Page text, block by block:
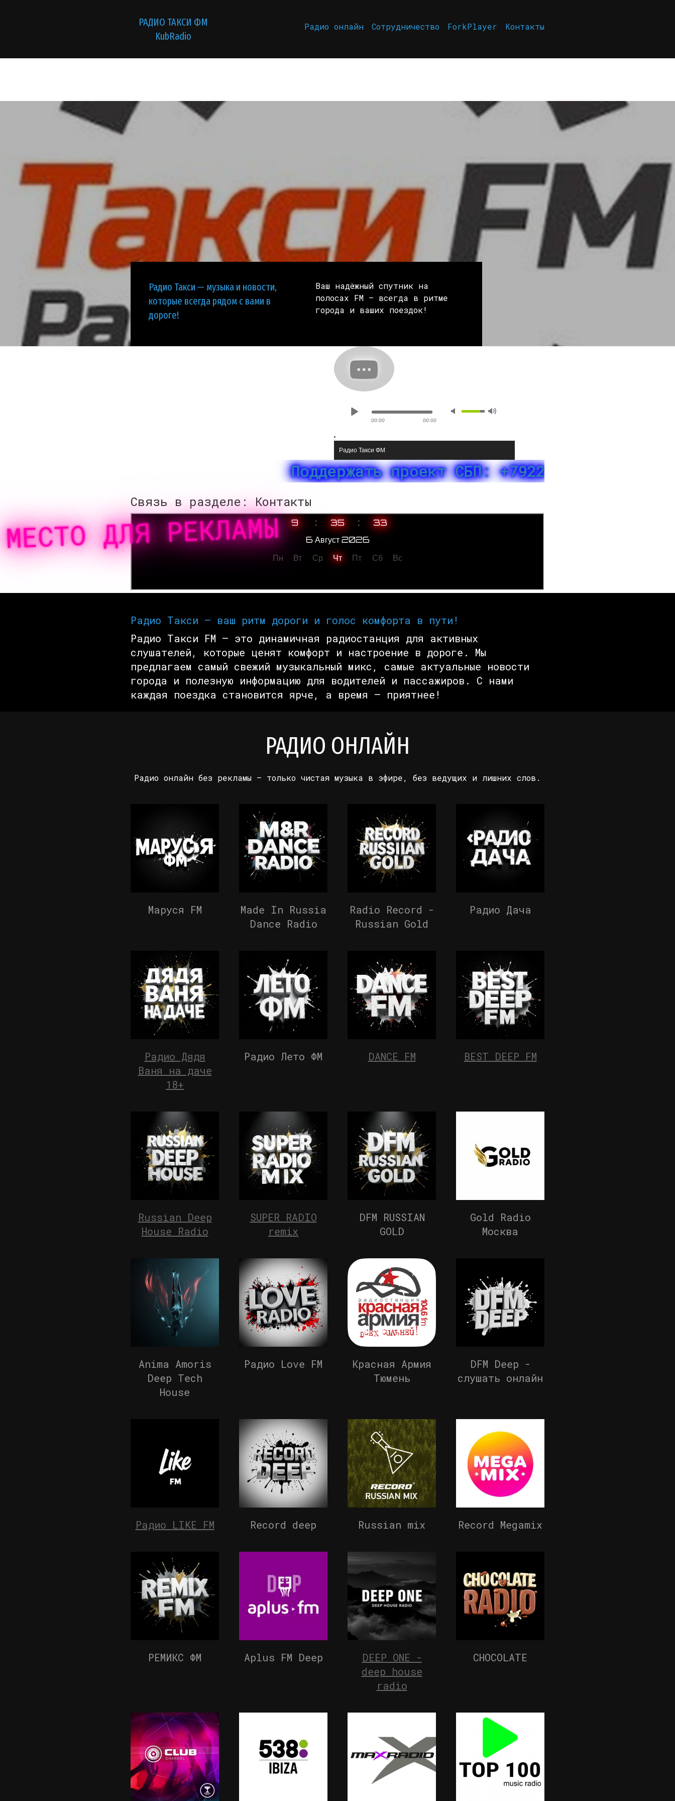
РАДИО ТАКСИ ФМ
KubRadio
Радио онлайн Сотрудничество ForkPlayer Контакты
Радио Такси — музыка и новости,
которые всегда рядом с вами в
дороге!
Ваш надёжный спутник на
полосах FM — всегда в ритме
города и ваших поездок!
00:00 00:00
Радио Такси ФМ
Поддержать проект СБП: +7922 617 76 78 МТС БАНК
Связь в разделе: Контакты
МЕСТО ДЛЯ РЕКЛАМЫ
Радио Такси — ваш ритм дороги и голос комфорта в пути!
Радио Такси FM — это динамичная радиостанция для активных
слушателей, которые ценят комфорт и настроение в дороге. Мы
предлагаем самый свежий музыкальный микс, самые актуальные новости
города и полезную информацию для водителей и пассажиров. С нами
каждая поездка становится ярче, а время — приятнее!
РАДИО ОНЛАЙН
Радио онлайн без рекламы — только чистая музыка в эфире, без ведущих и лишних слов.
Маруся FM
Made In Russia
Dance Radio
Radio Record -
Russian Gold
Радио Дача
Радио Дядя
Ваня на даче
18+
Радио Лето ФМ DANCE FM BEST DEEP FM
Russian Deep
House Radio
SUPER RADIO
remix
DFM RUSSIAN
GOLD
Gold Radio
Москва
Anima Amoris
Deep Tech
House
Радио Love FM
Красная Армия
Тюмень
DFM Deep -
слушать онлайн
Радио LIKE FM Record deep Russian mix Record Megamix
РЕМИКС ФМ Aplus FM Deep
DEEP ONE -
deep house
radio
CHOCOLATE